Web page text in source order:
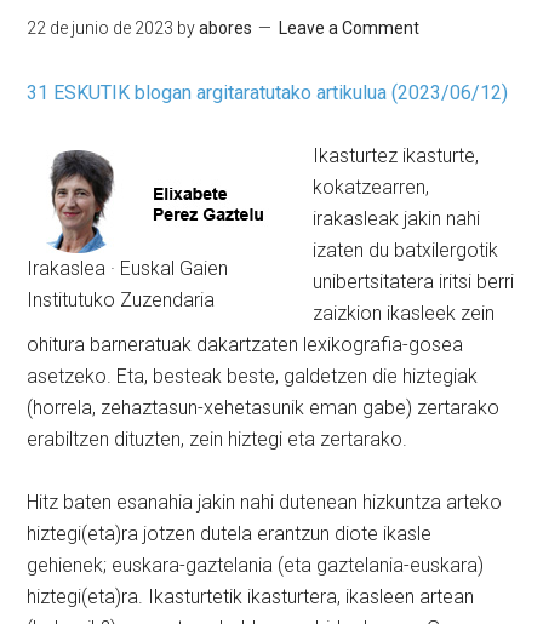
22 de junio de 2023 byabores Leave a Comment
31 ESKUTIK blogan argitaratutako artikulua (2023/06/12)
Irakaslea · Euskal Gaien
Institutuko Zuzendaria
Ikasturtez ikasturte,
kokatzearren,
irakasleak jakin nahi
izaten du batxilergotik
unibertsitatera iritsi berri
zaizkion ikasleek zein
ohitura barneratuak dakartzaten lexikografia-gosea
asetzeko. Eta, besteak beste, galdetzen die hiztegiak
(horrela, zehaztasun-xehetasunik eman gabe) zertarako
erabiltzen dituzten, zein hiztegi eta zertarako.
Hitz baten esanahia jakin nahi dutenean hizkuntza arteko
hiztegi(eta)ra jotzen dutela erantzun diote ikasle
gehienek; euskara-gaztelania (eta gaztelania-euskara)
hiztegi(eta)ra. Ikasturtetik ikasturtera, ikasleen artean